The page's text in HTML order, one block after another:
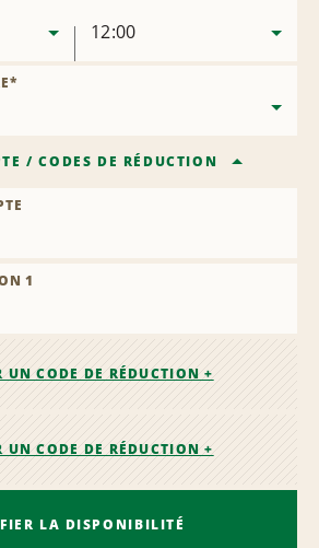
12:00
*
/CODES DE RÉDUCTION
1
UN CODE DE RÉDUCTION +
UN CODE DE RÉDUCTION +
LA DISPONIBILITÉ